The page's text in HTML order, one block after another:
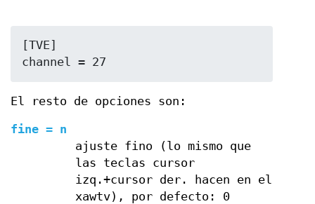
[TVE]
channel = 27
El resto de opciones son:
fine = n
ajuste fino (lo mismo que
las teclas cursor
izq.+cursor der. hacen en el
xawtv), por defecto: 0